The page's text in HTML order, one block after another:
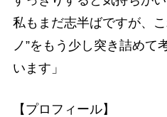
私もまだ志半ばですが、
ノ”をもう少し突き詰めて
います」
【プロフィール】